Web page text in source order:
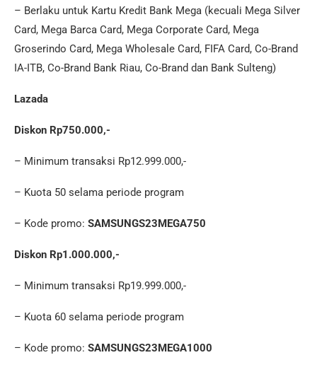
– Berlaku untuk Kartu Kredit Bank Mega (kecuali Mega Silver
Card, Mega Barca Card, Mega Corporate Card, Mega
Groserindo Card, Mega Wholesale Card, FIFA Card, Co-Brand
IA-ITB, Co-Brand Bank Riau, Co-Brand dan Bank Sulteng)
Lazada
Diskon Rp750.000,-
– Minimum transaksi Rp12.999.000,-
– Kuota 50 selama periode program
– Kode promo: SAMSUNGS23MEGA750
Diskon Rp1.000.000,-
– Minimum transaksi Rp19.999.000,-
– Kuota 60 selama periode program
– Kode promo: SAMSUNGS23MEGA1000